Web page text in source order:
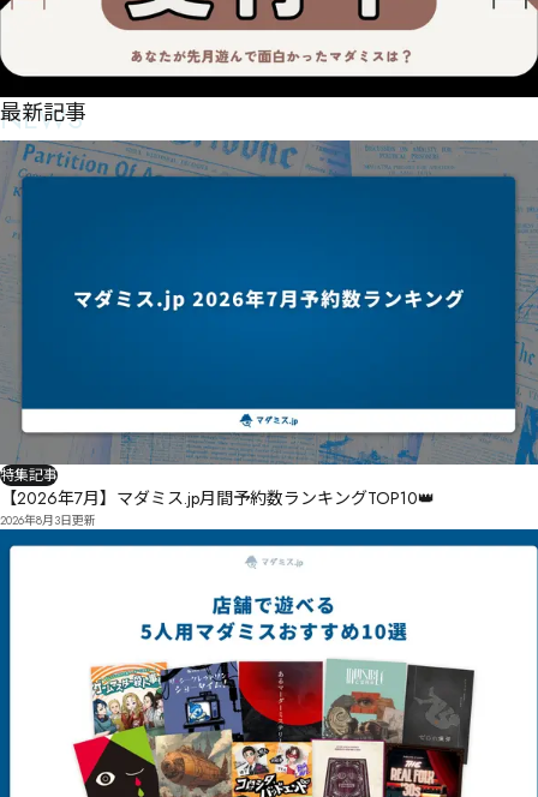
NEWS
最新記事
特集記事
【2026年7月】マダミス.jp月間予約数ランキングTOP10👑
2026年8月3日更新